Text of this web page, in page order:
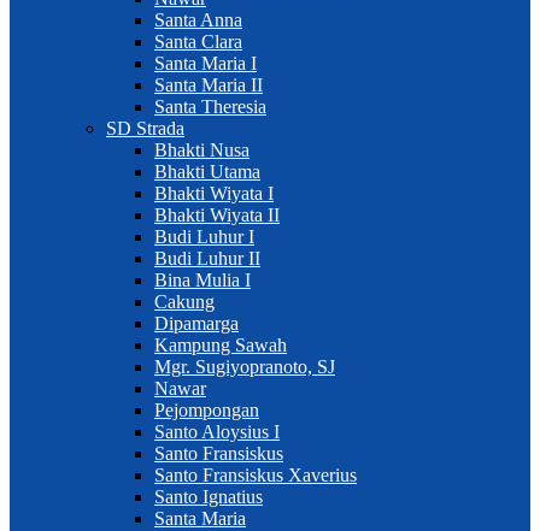
Santa Anna
Santa Clara
Santa Maria I
Santa Maria II
Santa Theresia
SD Strada
Bhakti Nusa
Bhakti Utama
Bhakti Wiyata I
Bhakti Wiyata II
Budi Luhur I
Budi Luhur II
Bina Mulia I
Cakung
Dipamarga
Kampung Sawah
Mgr. Sugiyopranoto, SJ
Nawar
Pejompongan
Santo Aloysius I
Santo Fransiskus
Santo Fransiskus Xaverius
Santo Ignatius
Santa Maria